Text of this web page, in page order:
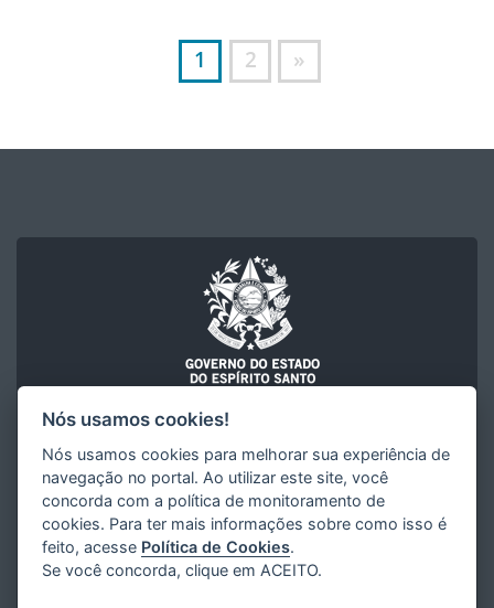
1 2 »
OLIVEIRA" (FAMES)
Secretaria de Estado da Educação (SEDU)
Governo do Estado do Espírito Santo
Nós usamos cookies!
Nós usamos cookies para melhorar sua experiência de
navegação no portal. Ao utilizar este site, você
concorda com a política de monitoramento de
cookies. Para ter mais informações sobre como isso é
feito, acesse Política de Cookies.
Se você concorda, clique em ACEITO.